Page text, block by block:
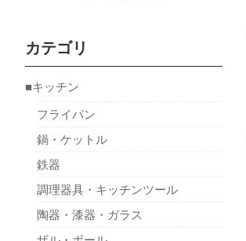
カテゴリ
■キッチン
フライパン
鍋・ケットル
鉄器
調理器具・キッチンツール
陶器・漆器・ガラス